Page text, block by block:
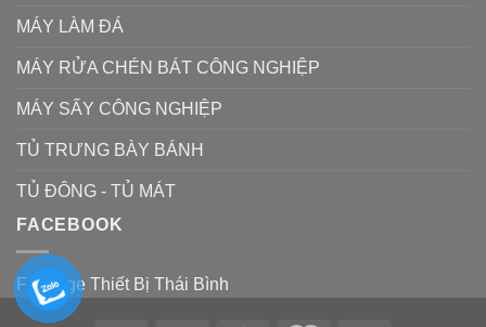
MÁY LÀM ĐÁ
MÁY RỬA CHÉN BÁT CÔNG NGHIỆP
MÁY SẤY CÔNG NGHIỆP
TỦ TRƯNG BÀY BÁNH
TỦ ĐÔNG - TỦ MÁT
FACEBOOK
Fanpage Thiết Bị Thái Bình